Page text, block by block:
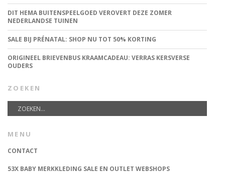
DIT HEMA BUITENSPEELGOED VEROVERT DEZE ZOMER
NEDERLANDSE TUINEN
SALE BIJ PRÉNATAL: SHOP NU TOT 50% KORTING
ORIGINEEL BRIEVENBUS KRAAMCADEAU: VERRAS KERSVERSE
OUDERS
ZOEKEN
MENU
CONTACT
53X BABY MERKKLEDING SALE EN OUTLET WEBSHOPS